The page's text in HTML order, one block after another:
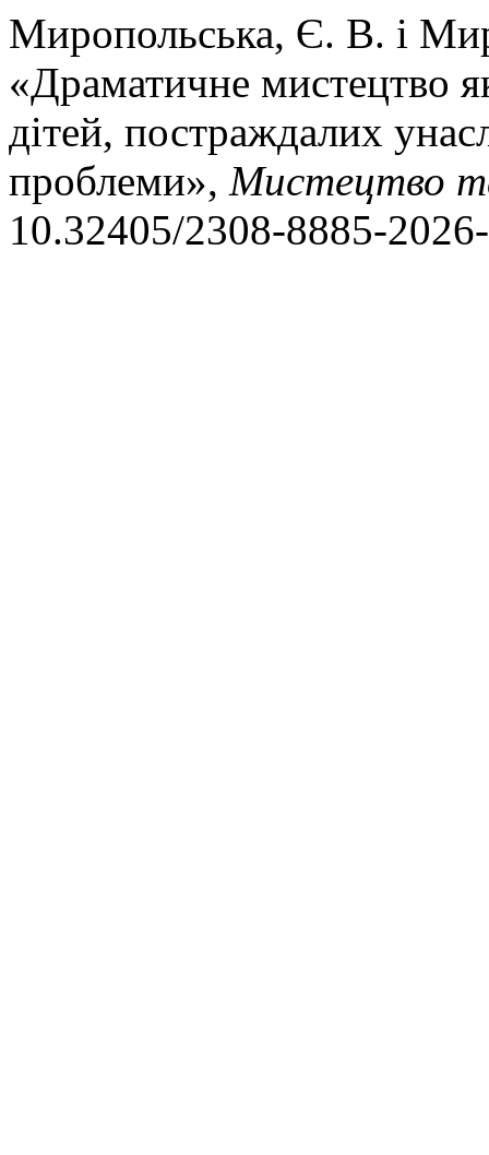
Миропольська, Є. В. і
«Драматичне мистецтво
дітей, постраждалих
проблеми», Мистецтво
10.32405/2308-8885-